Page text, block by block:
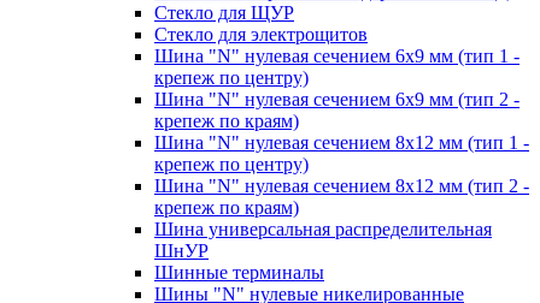
Стекло для ЩУР
Стекло для электрощитов
Шина "N" нулевая сечением 6х9 мм (тип 1 -
крепеж по центру)
Шина "N" нулевая сечением 6х9 мм (тип 2 -
крепеж по краям)
Шина "N" нулевая сечением 8х12 мм (тип 1 -
крепеж по центру)
Шина "N" нулевая сечением 8х12 мм (тип 2 -
крепеж по краям)
Шина универсальная распределительная
ШнУР
Шинные терминалы
Шины "N" нулевые никелированные